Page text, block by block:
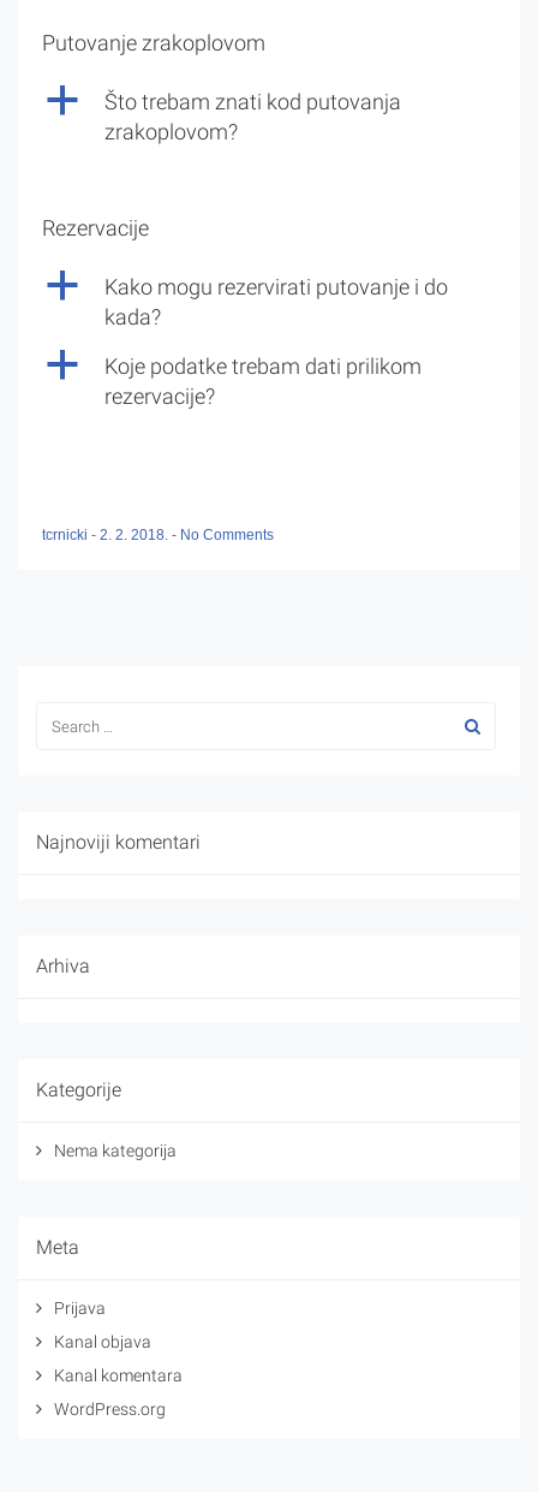
Putovanje zrakoplovom
a
Što trebam znati kod putovanja
zrakoplovom?
Rezervacije
a
Kako mogu rezervirati putovanje i do
kada?
a
Koje podatke trebam dati prilikom
rezervacije?
tcrnicki - 2. 2. 2018. - No Comments
Najnoviji komentari
Arhiva
Kategorije
Nema kategorija
Meta
Prijava
Kanal objava
Kanal komentara
WordPress.org